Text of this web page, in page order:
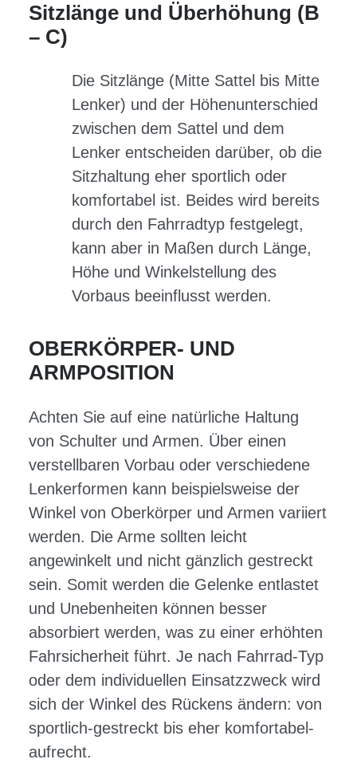
Sitzlänge und Überhöhung (B
– C)
Die Sitzlänge (Mitte Sattel bis Mitte
Lenker) und der Höhenunterschied
zwischen dem Sattel und dem
Lenker entscheiden darüber, ob die
Sitzhaltung eher sportlich oder
komfortabel ist. Beides wird bereits
durch den Fahrradtyp festgelegt,
kann aber in Maßen durch Länge,
Höhe und Winkelstellung des
Vorbaus beeinflusst werden.
OBERKÖRPER- UND
ARMPOSITION
Achten Sie auf eine natürliche Haltung
von Schulter und Armen. Über einen
verstellbaren Vorbau oder verschiedene
Lenkerformen kann beispielsweise der
Winkel von Oberkörper und Armen variiert
werden. Die Arme sollten leicht
angewinkelt und nicht gänzlich gestreckt
sein. Somit werden die Gelenke entlastet
und Unebenheiten können besser
absorbiert werden, was zu einer erhöhten
Fahrsicherheit führt. Je nach Fahrrad-Typ
oder dem individuellen Einsatzzweck wird
sich der Winkel des Rückens ändern: von
sportlich-gestreckt bis eher komfortabel-
aufrecht.